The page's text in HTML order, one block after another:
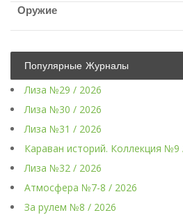
Оружие
Популярные Журналы
Лиза №29 / 2026
Лиза №30 / 2026
Лиза №31 / 2026
Караван историй. Коллекция №9
Лиза №32 / 2026
Атмосфера №7-8 / 2026
За рулем №8 / 2026